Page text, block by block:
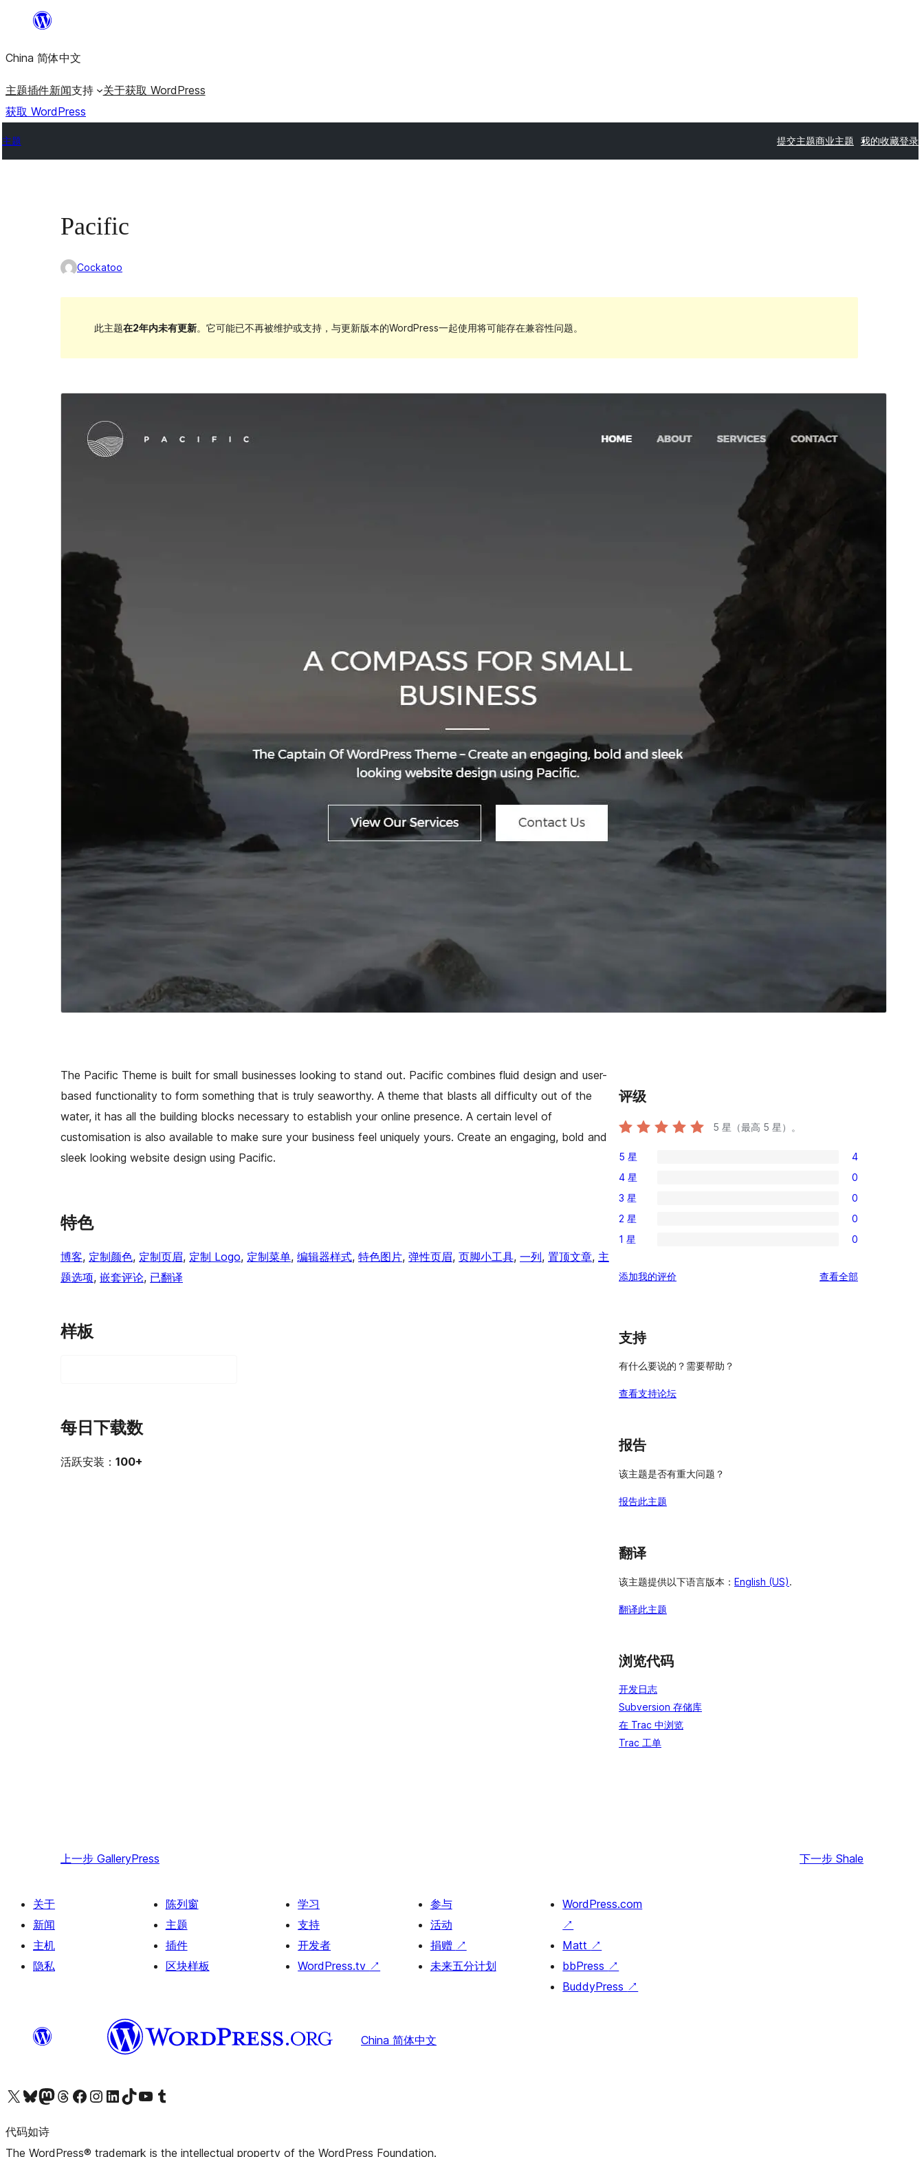
内
容
China 简体中文
主题插件新闻支持 关于获取 WordPress
获取 WordPress
主题 提交主题商业主题 我的收藏登录
Pacific
Cockatoo
此主题在2年内未有更新。它可能已不再被维护或支持，与更新版本的WordPress一起使用将可能存在兼容性问题。
2.0.0
2022年10月9日
The Pacific Theme is built for small businesses looking to stand out. Pacific combines fluid design and user-
based functionality to form something that is truly seaworthy. A theme that blasts all difficulty out of the
water, it has all the building blocks necessary to establish your online presence. A certain level of
customisation is also available to make sure your business feel uniquely yours. Create an engaging, bold and
sleek looking website design using Pacific.
特色
博客, 定制颜色, 定制页眉, 定制 Logo, 定制菜单, 编辑器样式, 特色图片, 弹性页眉, 页脚小工具, 一列, 置顶文章, 主
题选项, 嵌套评论, 已翻译
样板
每日下载数
活跃安装： 100+
评级
5 星（最高 5 星）。
4
条
5
星
评
5 星 4
0
条
4
星
价
4 星 0
0
条
3
评
3 星 0
0
条
星
2 星 0
0
1
价
1 星 0
添加我的评价 查看全部评
支持
有什么要说的？需要帮助？
查看支持论坛
报告
该主题是否有重大问题？
报告此主题
翻译
该主题提供以下语言版本： English (US).
翻译此主题
浏览代码
开发日志
Subversion 存储库
在 Trac 中浏览
Trac 工单
上一步 GalleryPress 下一步 Shale
关于
新闻
主机
隐私
陈列窗
主题
插件
区块样板
学习
支持
开发者
WordPress.tv ↗
参与
活动
捐赠 ↗
未来五分计划
WordPress.com
↗
Matt ↗
bbPress ↗
BuddyPress ↗
China 简体中文
关注我们的 X（原 Twitter）账号访问我们的 Bluesky 账号关注我们的 Mastodon 账号访问我们的 Threads 账号 访问我们的 Facebook 公共主页关注我们的 Instagram 账号 关注我们的 LinkedIn 主页访问我们的 TikTok 账号访问我们的 YouTube 频道 访问我们的 Tumblr 账号
代码如诗
The WordPress® trademark is the intellectual property of the WordPress Foundation.